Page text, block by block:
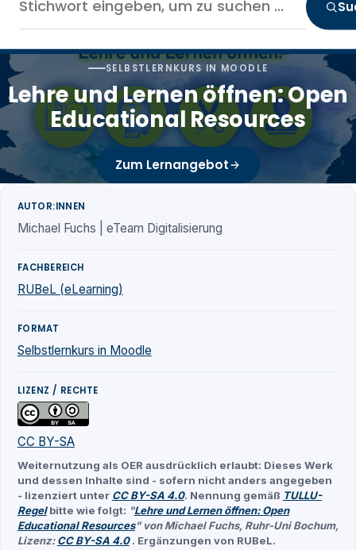
SELBSTLERNKURS IN MOODLE
Lehre und Lernen öffnen: Open
Educational Resources
Zum Lernangebot
AUTOR:INNEN
Michael Fuchs | eTeam Digitalisierung
FACHBEREICH
RUBeL (eLearning)
FORMAT
Selbstlernkurs in Moodle
LIZENZ / RECHTE
CC BY-SA
Weiternutzung als OER ausdrücklich erlaubt: Dieses Werk
und dessen Inhalte sind - sofern nicht anders angegeben
- lizenziert unter CC BY-SA 4.0. Nennung gemäß TULLU-
Regelbitte wie folgt: "Lehre und Lernen öffnen: Open
Educational Resources" von Michael Fuchs, Ruhr-Uni Bochum,
Lizenz:CC BY-SA 4.0. Ergänzungen von RUBeL.